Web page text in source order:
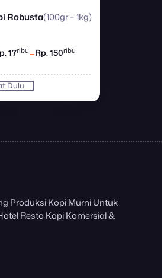
Robusta(100gr – 1kg)
17ribu–Rp. 150ribu
Dulu
Produksi Kopi Murni Untuk
Resto Kopi Komersial &